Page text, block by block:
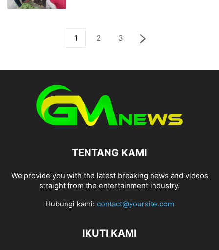
1 2 3
TENTANG KAMI
We provide you with the latest breaking news and videos
straight from the entertainment industry.
Hubungi kami: contact@yoursite.com
IKUTI KAMI